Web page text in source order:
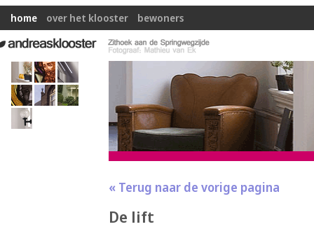
home over het klooster bewoners
« Terug naar de vorige pagina
De lift